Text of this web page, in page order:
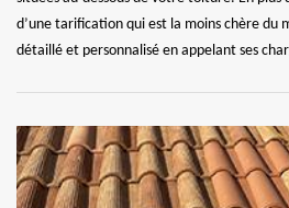
d’une tarification qui est la moins chère du
détaillé et personnalisé en appelant ses